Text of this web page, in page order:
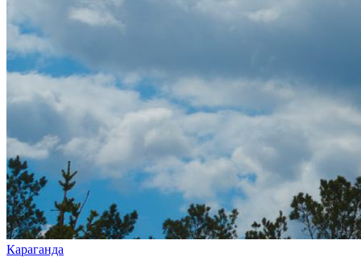
Караганда